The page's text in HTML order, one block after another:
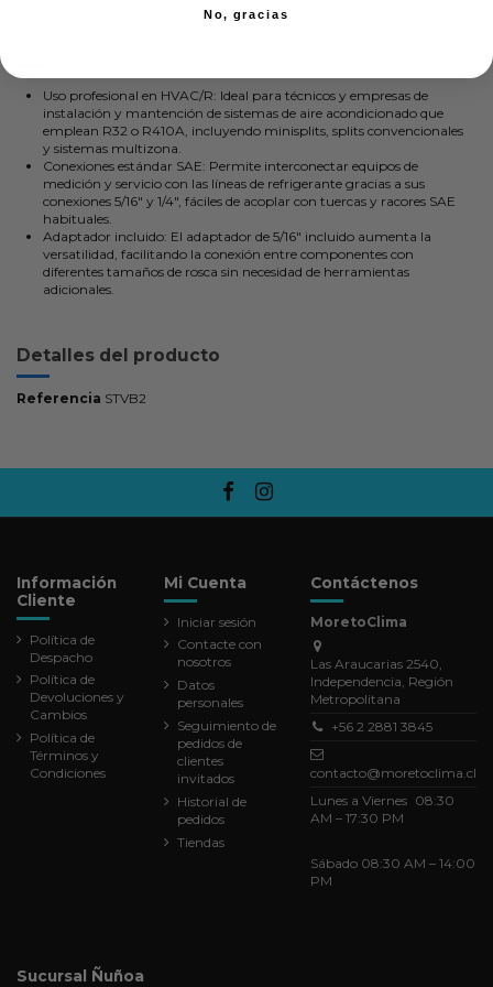
Uso profesional en HVAC/R: Ideal para técnicos y empresas de
instalación y mantención de sistemas de aire acondicionado que
emplean R32 o R410A, incluyendo minisplits, splits convencionales
y sistemas multizona.
Conexiones estándar SAE: Permite interconectar equipos de
medición y servicio con las líneas de refrigerante gracias a sus
conexiones 5/16" y 1/4", fáciles de acoplar con tuercas y racores SAE
habituales.
Adaptador incluido: El adaptador de 5/16" incluido aumenta la
versatilidad, facilitando la conexión entre componentes con
diferentes tamaños de rosca sin necesidad de herramientas
adicionales.
Detalles del producto
Referencia STVB2
Información
Cliente
Política de
Despacho
Política de
Devoluciones y
Cambios
Política de
Términos y
Condiciones
Mi Cuenta
Iniciar sesión
Contacte con
nosotros
Datos
personales
Seguimiento de
pedidos de
clientes
invitados
Historial de
pedidos
Tiendas
Contáctenos
MoretoClima
Las Araucarias 2540,
Independencia, Región
Metropolitana
+56 2 2881 3845
contacto@moretoclima.cl
Lunes a Viernes 08:30
AM – 17:30 PM
Sábado 08:30 AM – 14:00
PM
Sucursal Ñuñoa
No, gracias